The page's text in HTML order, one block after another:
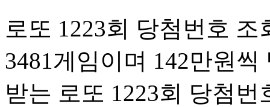
로또 1223회 당첨번호
3481게임이며 142만원
받는 로또 1223회 당첨번